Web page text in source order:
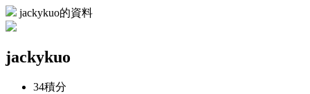
jackykuo的資料
jackykuo
34積分